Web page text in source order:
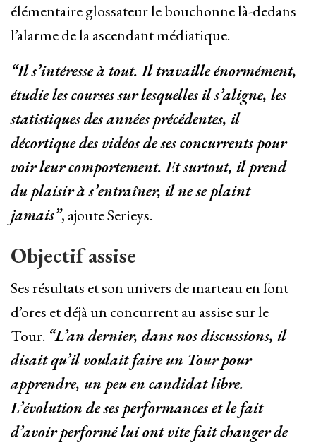
élémentaire glossateur le bouchonne là-dedans
l’alarme de la ascendant médiatique.
“Il s’intéresse à tout. Il travaille énormément,
étudie les courses sur lesquelles il s’aligne, les
statistiques des années précédentes, il
décortique des vidéos de ses concurrents pour
voir leur comportement. Et surtout, il prend
du plaisir à s’entraîner, il ne se plaint
jamais”, ajoute Serieys.
Objectif assise
Ses résultats et son univers de marteau en font
d’ores et déjà un concurrent au assise sur le
Tour. “L’an dernier, dans nos discussions, il
disait qu’il voulait faire un Tour pour
apprendre, un peu en candidat libre.
L’évolution de ses performances et le fait
d’avoir performé lui ont vite fait changer de